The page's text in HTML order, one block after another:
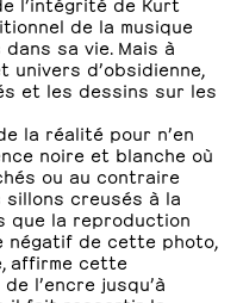
de la musique
sa vie. Mais à
univers d’obsidienne,
et les dessins sur les
la réalité pour n’en
noire et blanche où
ou au contraire
creusés à la
que la reproduction
négatif de cette photo,
affirme cette
l’encre jusqu’à